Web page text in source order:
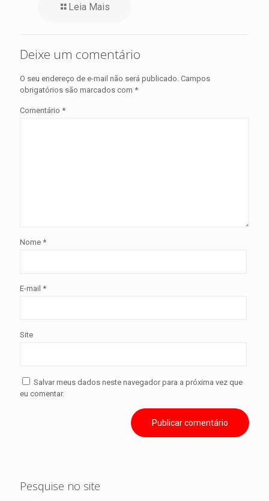
Leia Mais
Deixe um comentário
O seu endereço de e-mail não será publicado. Campos
obrigatórios são marcados com *
Comentário *
Nome *
E-mail *
Site
Salvar meus dados neste navegador para a próxima vez que
eu comentar.
Pesquise no site